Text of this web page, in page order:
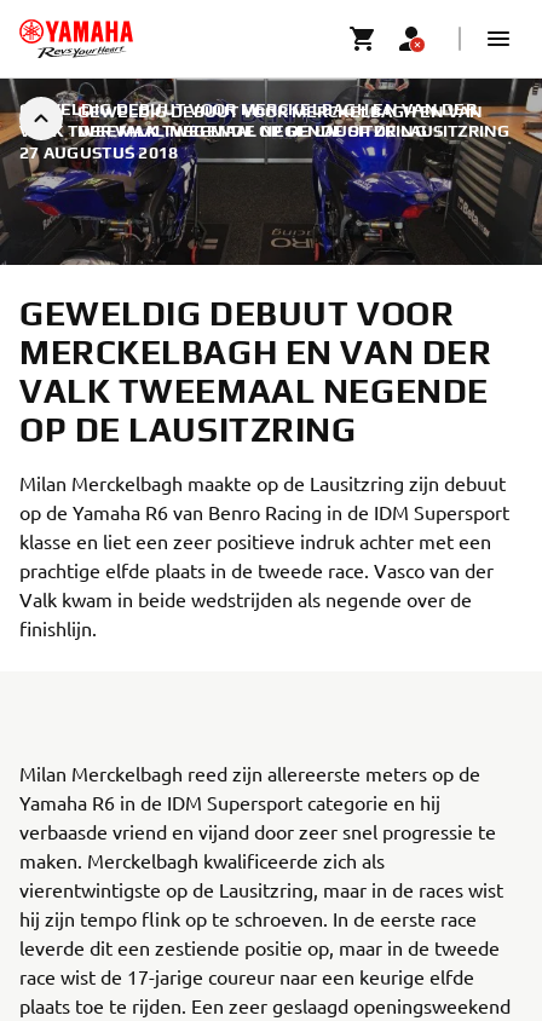
GEWELDIG DEBUUT VOOR MERCKELBAGH EN VAN
DER VALK TWEEMAAL NEGENDE OP DE LAUSITZRING
GEWELDIG DEBUUT VOOR MERCKELBAGH EN VAN DER
VALK TWEEMAAL NEGENDE OP DE LAUSITZRING |
27 AUGUSTUS 2018
GEWELDIG DEBUUT VOOR
MERCKELBAGH EN VAN DER
VALK TWEEMAAL NEGENDE
OP DE LAUSITZRING
Milan Merckelbagh maakte op de Lausitzring zijn debuut
op de Yamaha R6 van Benro Racing in de IDM Supersport
klasse en liet een zeer positieve indruk achter met een
prachtige elfde plaats in de tweede race. Vasco van der
Valk kwam in beide wedstrijden als negende over de
finishlijn.
Milan Merckelbagh reed zijn allereerste meters op de
Yamaha R6 in de IDM Supersport categorie en hij
verbaasde vriend en vijand door zeer snel progressie te
maken. Merckelbagh kwalificeerde zich als
vierentwintigste op de Lausitzring, maar in de races wist
hij zijn tempo flink op te schroeven. In de eerste race
leverde dit een zestiende positie op, maar in de tweede
race wist de 17-jarige coureur naar een keurige elfde
plaats toe te rijden. Een zeer geslaagd openingsweekend